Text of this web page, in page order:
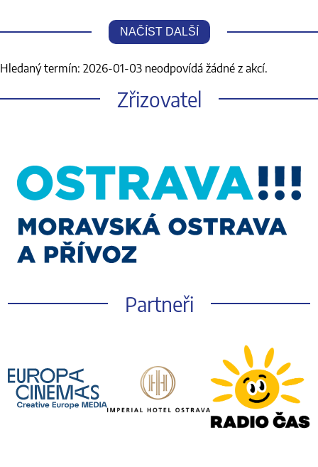
NAČÍST DALŠÍ
Hledaný termín: 2026-01-03 neodpovídá žádné z akcí.
Zřizovatel
Partneři